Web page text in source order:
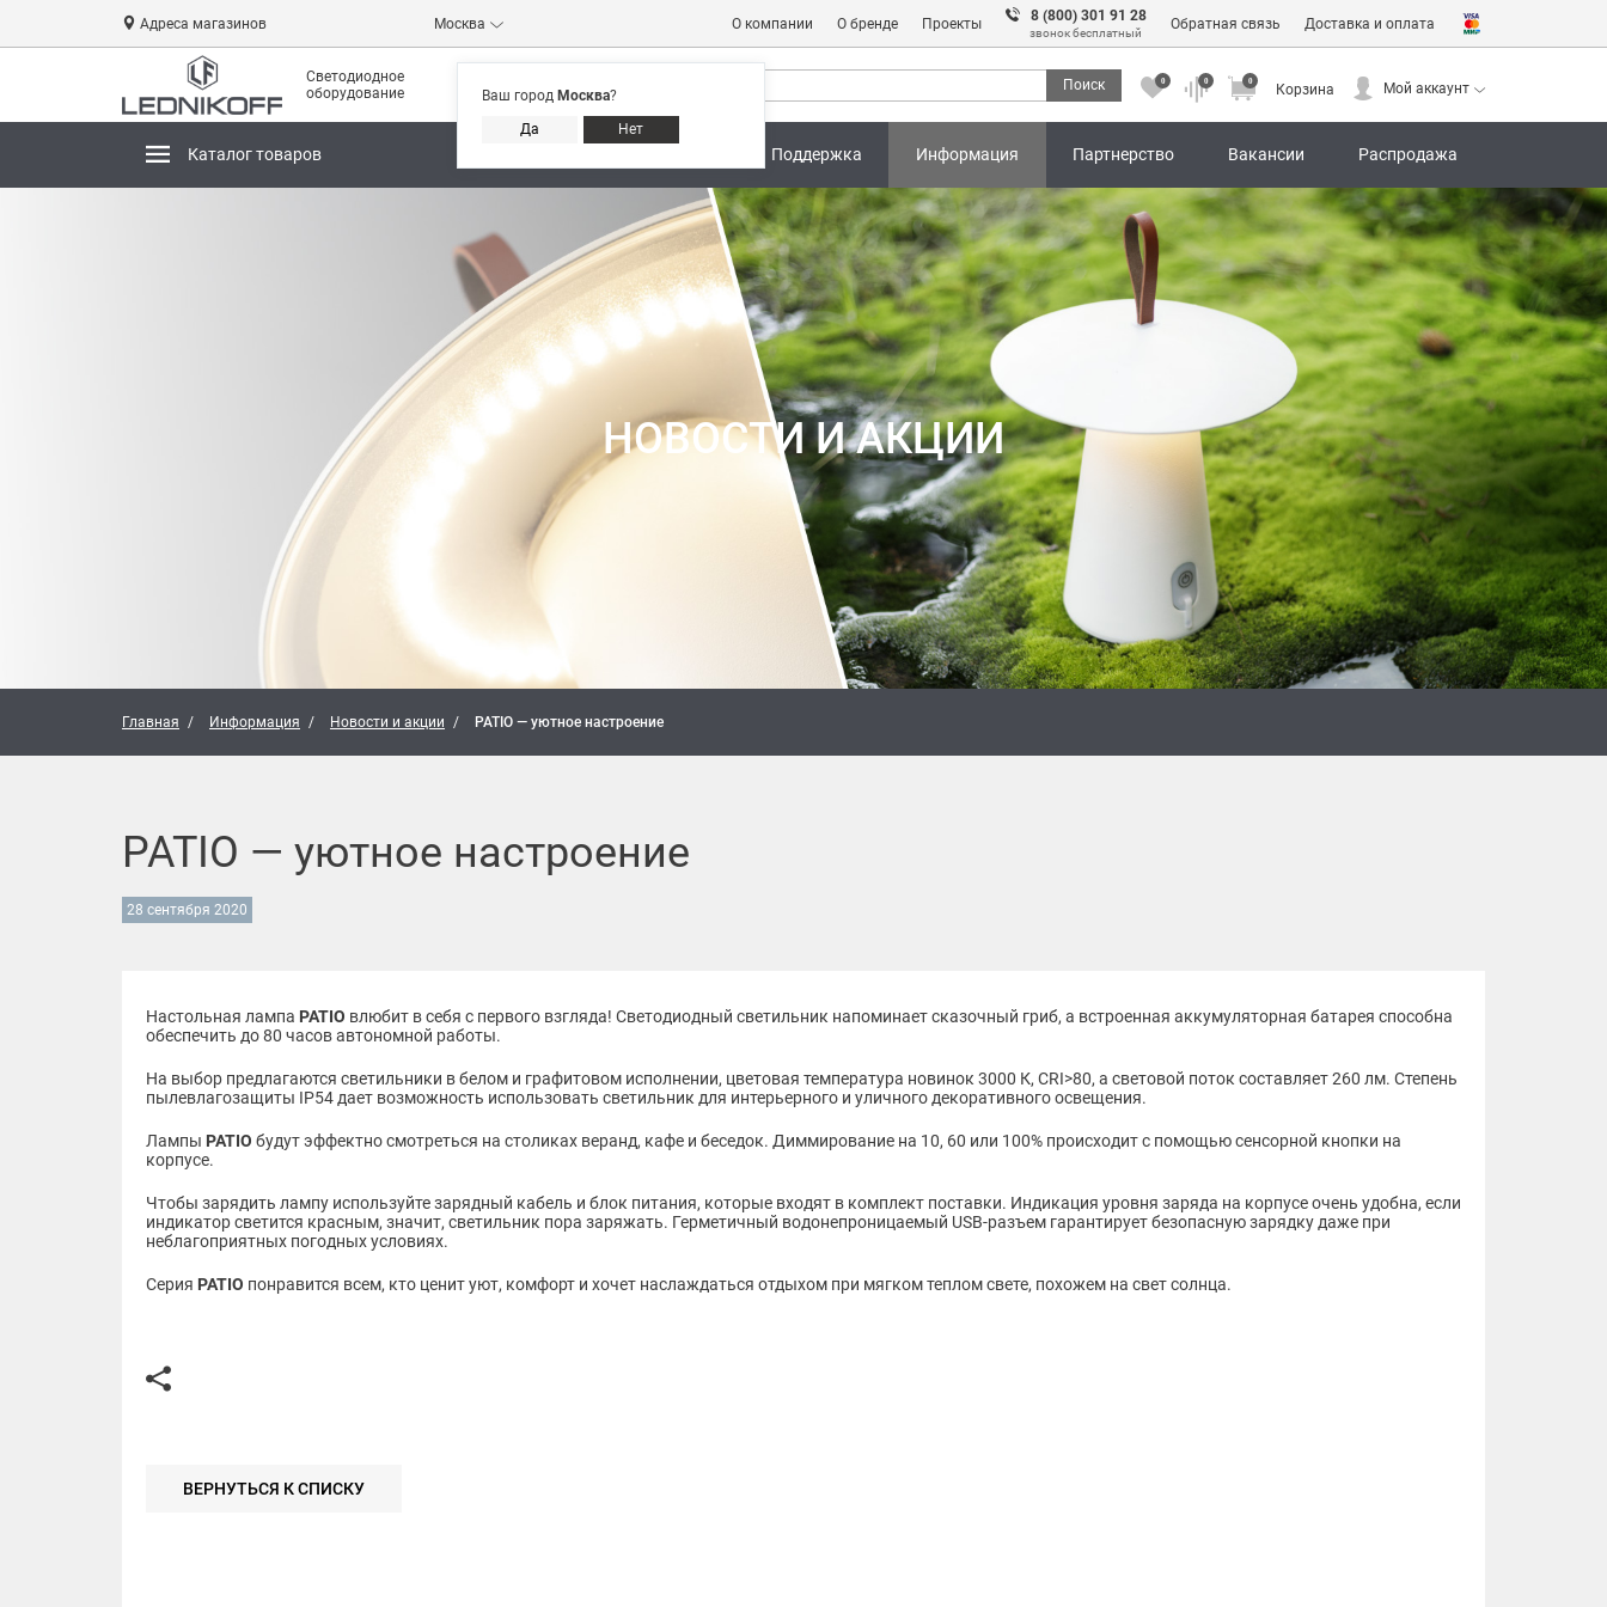
Адреса магазинов Москва
Ваш город Москва?
Да
Нет
О компании О бренде Проекты 8 (800) 301 91 28
звонок бесплатный
Обратная связь Доставка и оплата
Светодиодное
оборудование
Поиск 0 0 0
Корзина Мой аккаунт
Каталог товаров Поддержка Информация Партнерство Вакансии Распродажа
Адреса магазинов 8 (800) 301 91 28 Корзина Мой аккаунт
НОВОСТИ И АКЦИИ
Главная Информация Новости и акции PATIO — уютное настроение
PATIO — уютное настроение
28 сентября 2020
Настольная лампа PATIO влюбит в себя с первого взгляда! Светодиодный светильник напоминает сказочный гриб, а встроенная аккумуляторная батарея способна
обеспечить до 80 часов автономной работы.
На выбор предлагаются светильники в белом и графитовом исполнении, цветовая температура новинок 3000 К, CRI>80, а световой поток составляет 260 лм. Степень
пылевлагозащиты IP54 дает возможность использовать светильник для интерьерного и уличного декоративного освещения.
Лампы PATIO будут эффектно смотреться на столиках веранд, кафе и беседок. Диммирование на 10, 60 или 100% происходит с помощью сенсорной кнопки на
корпусе.
Чтобы зарядить лампу используйте зарядный кабель и блок питания, которые входят в комплект поставки. Индикация уровня заряда на корпусе очень удобна, если
индикатор светится красным, значит, светильник пора заряжать. Герметичный водонепроницаемый USB-разъем гарантирует безопасную зарядку даже при
неблагоприятных погодных условиях.
Серия PATIO понравится всем, кто ценит уют, комфорт и хочет наслаждаться отдыхом при мягком теплом свете, похожем на свет солнца.
ВЕРНУТЬСЯ К СПИСКУ